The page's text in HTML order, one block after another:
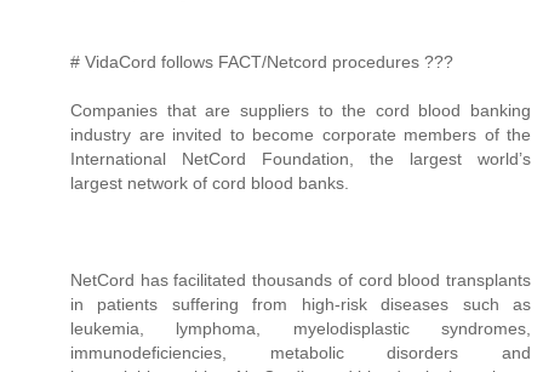
# VidaCord follows FACT/Netcord procedures ???
Companies that are suppliers to the cord blood banking
industry are invited to become corporate members of the
International NetCord Foundation, the largest world’s
largest network of cord blood banks.
NetCord has facilitated thousands of cord blood transplants
in patients suffering from high-risk diseases such as
leukemia, lymphoma, myelodisplastic syndromes,
immunodeficiencies, metabolic disorders and